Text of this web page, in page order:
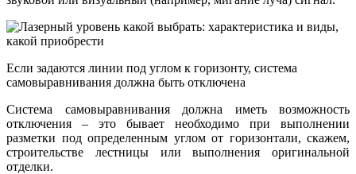
Если задаются линии под углом к горизонту, система
самовыравнивания должна быть отключена
Система самовыравнивания должна иметь возможность
отключения – это бывает необходимо при выполнении
разметки под определенным углом от горизонтали, скажем,
строительстве лестницы или выполнения оригинальной
отделки.